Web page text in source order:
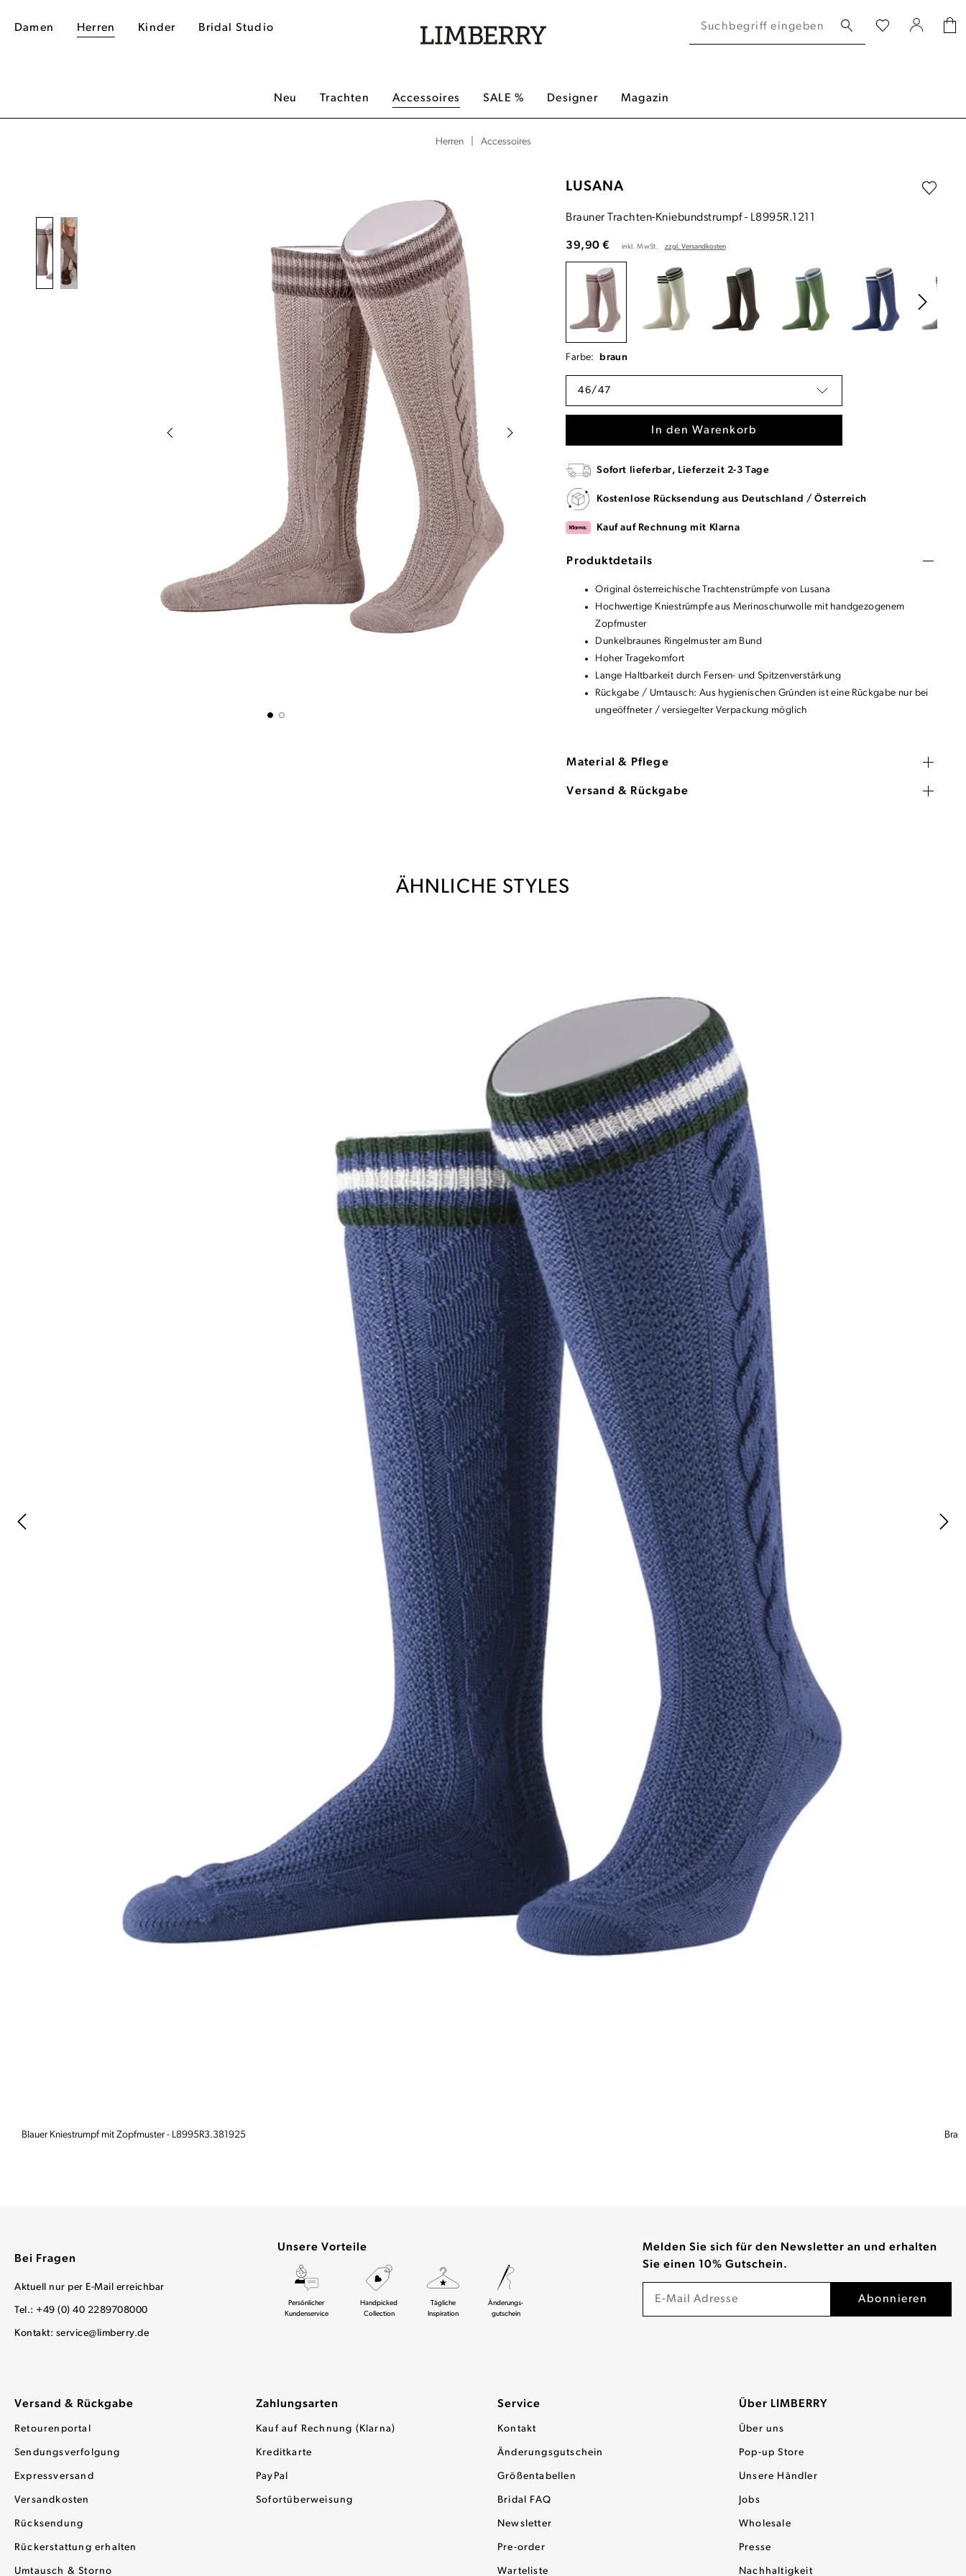
Damen Herren Kinder Bridal Studio
Neu Trachten Accessoires SALE % Designer Magazin
Herren Accessoires
LUSANA
Brauner Trachten-Kniebundstrumpf - L8995R.1211
39,90 € inkl. MwSt. zzgl. Versandkosten
Farbe: braun
46/47
In den Warenkorb
Sofort lieferbar, Lieferzeit 2-3 Tage
Kostenlose Rücksendung aus Deutschland / Österreich
Kauf auf Rechnung mit Klarna
Produktdetails
Original österreichische Trachtenstrümpfe von Lusana
Hochwertige Kniestrümpfe aus Merinoschurwolle mit handgezogenem
Zopfmuster
Dunkelbraunes Ringelmuster am Bund
Hoher Tragekomfort
Lange Haltbarkeit durch Fersen- und Spitzenverstärkung
Rückgabe / Umtausch: Aus hygienischen Gründen ist eine Rückgabe nur bei
ungeöffneter / versiegelter Verpackung möglich
Material & Pflege
Versand & Rückgabe
ÄHNLICHE STYLES
Blauer Kniestrumpf mit Zopfmuster - L8995R3.381925
Versand & Rückgabe
Retourenportal
Sendungsverfolgung
Expressversand
Versandkosten
Rücksendung
Rückerstattung erhalten
Umtausch & Storno
Zahlungsarten
Kauf auf Rechnung (Klarna)
Kreditkarte
PayPal
Sofortüberweisung
Service
Kontakt
Änderungsgutschein
Größentabellen
Bridal FAQ
Newsletter
Pre-order
Warteliste
Über LIMBERRY
Über uns
Pop-up Store
Unsere Händler
Jobs
Wholesale
Presse
Nachhaltigkeit
Melden Sie sich für den Newsletter an und erhalten
Sie einen 10% Gutschein.
Unsere Vorteile
Persönlicher
Kundenservice
Handpicked
Collection
Tägliche
Inspiration
Änderungs-
gutschein
Bei Fragen
Aktuell nur per E-Mail erreichbar
Tel.: +49 (0) 40 2289708000
Kontakt: service@limberry.de